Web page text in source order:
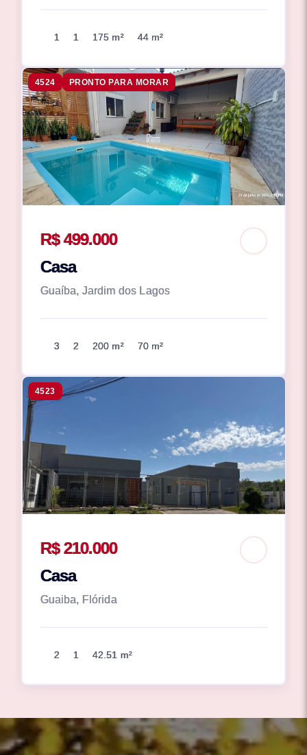
1 1 175 m² 44 m²
4524 PRONTO PARA MORAR
R$ 499.000
Casa
Guaíba, Jardim dos Lagos
3 2 200 m² 70 m²
4523
R$ 210.000
Casa
Guaiba, Flórida
2 1 42.51 m²